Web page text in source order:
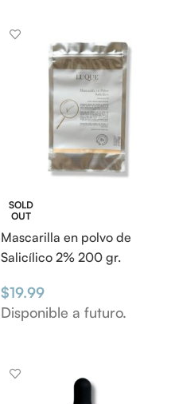
SOLD
OUT
Mascarilla en polvo de
Salicílico 2% 200 gr.
$19.99
Disponible a futuro.